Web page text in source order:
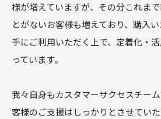
様が増えていますが、その分これま
とがないお客様も増えており、購入
手にご利用いただく上で、定着化・
っています。
我々自身もカスタマーサクセスチー
客様のご支援はしっかりとさせてい